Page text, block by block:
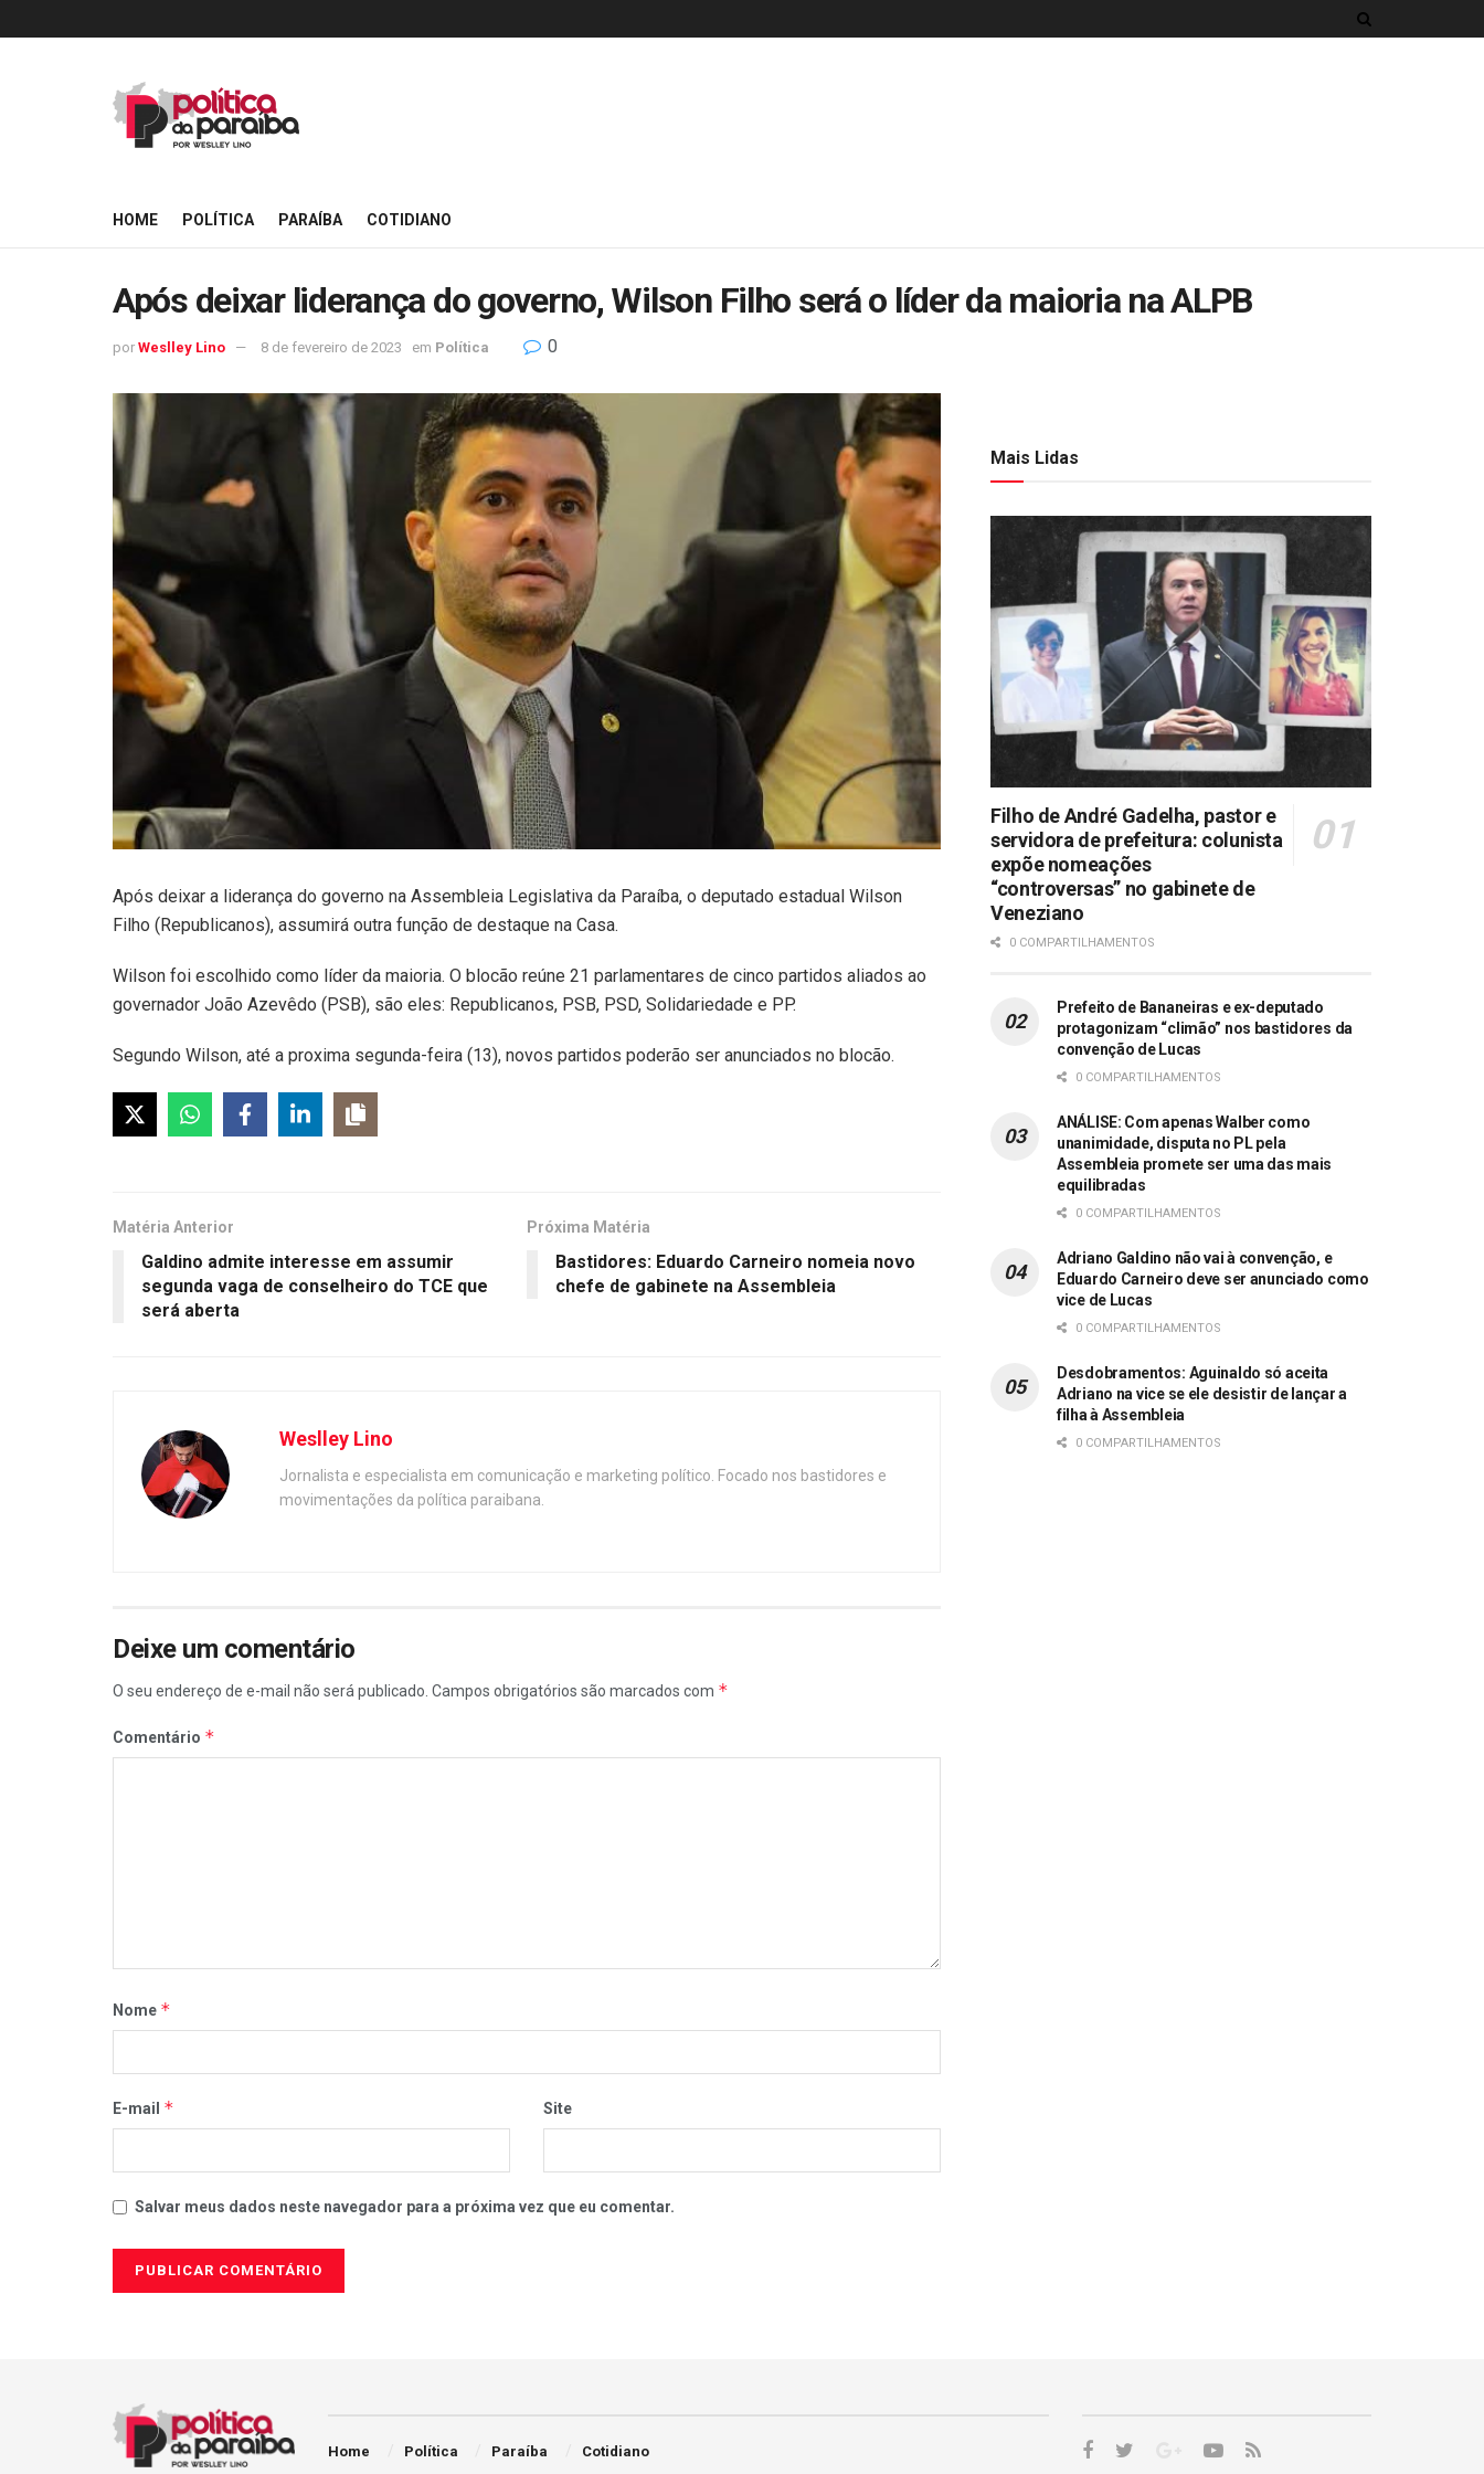
HOME POLÍTICA PARAÍBA COTIDIANO
Após deixar liderança do governo, Wilson Filho será o líder da maioria na ALPB
por Weslley Lino 8 de fevereiro de 2023 em Política 0
Após deixar a liderança do governo na Assembleia Legislativa da Paraíba, o deputado estadual Wilson
Filho (Republicanos), assumirá outra função de destaque na Casa.
Wilson foi escolhido como líder da maioria. O blocão reúne 21 parlamentares de cinco partidos aliados ao
governador João Azevêdo (PSB), são eles: Republicanos, PSB, PSD, Solidariedade e PP.
Segundo Wilson, até a proxima segunda-feira (13), novos partidos poderão ser anunciados no blocão.
Matéria Anterior
Galdino admite interesse em assumir
segunda vaga de conselheiro do TCE que
será aberta
Próxima Matéria
Bastidores: Eduardo Carneiro nomeia novo
chefe de gabinete na Assembleia
Weslley Lino
Jornalista e especialista em comunicação e marketing político. Focado nos bastidores e
movimentações da política paraibana.
Deixe um comentário
O seu endereço de e-mail não será publicado. Campos obrigatórios são marcados com *
Comentário *
Nome *
E-mail * Site
Salvar meus dados neste navegador para a próxima vez que eu comentar.
Mais Lidas
Filho de André Gadelha, pastor e
servidora de prefeitura: colunista
expõe nomeações
“controversas” no gabinete de
Veneziano
0 COMPARTILHAMENTOS
Prefeito de Bananeiras e ex-deputado
protagonizam “climão” nos bastidores da
convenção de Lucas
0 COMPARTILHAMENTOS
ANÁLISE: Com apenas Walber como
unanimidade, disputa no PL pela
Assembleia promete ser uma das mais
equilibradas
0 COMPARTILHAMENTOS
Adriano Galdino não vai à convenção, e
Eduardo Carneiro deve ser anunciado como
vice de Lucas
0 COMPARTILHAMENTOS
Desdobramentos: Aguinaldo só aceita
Adriano na vice se ele desistir de lançar a
filha à Assembleia
0 COMPARTILHAMENTOS
Home Política Paraíba Cotidiano